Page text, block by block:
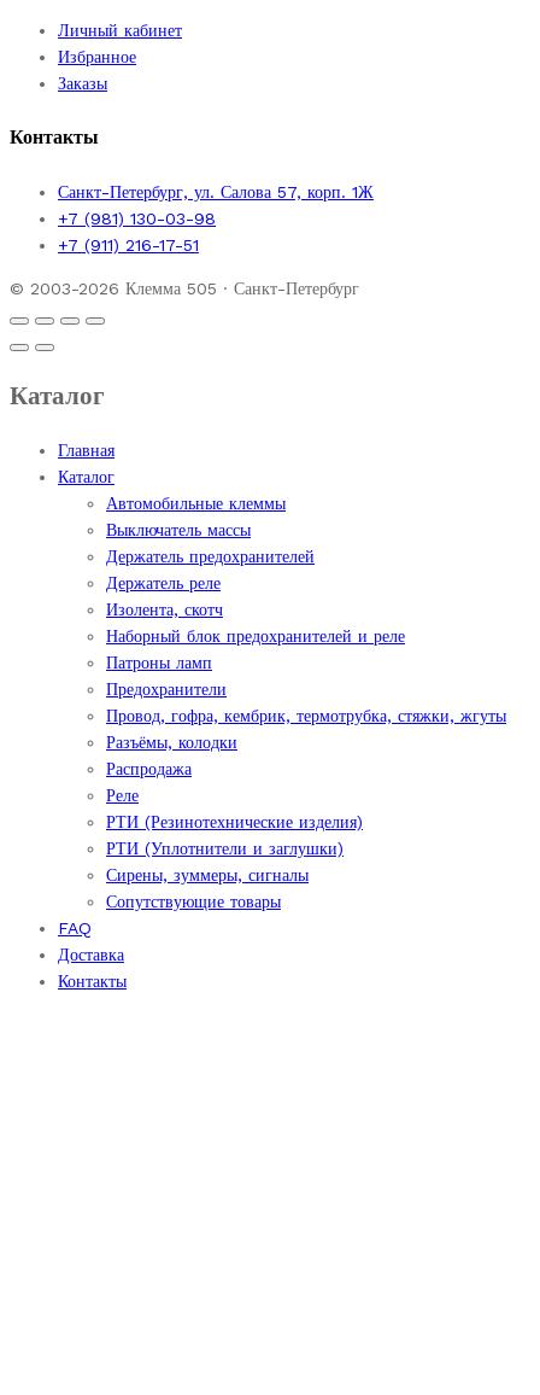
Личный кабинет
Избранное
Заказы
Контакты
Санкт-Петербург, ул. Салова 57, корп. 1Ж
+7 (981) 130-03-98
+7 (911) 216-17-51
© 2003-2026 Клемма 505 · Санкт-Петербург
Каталог
Главная
Каталог
Автомобильные клеммы
Выключатель массы
Держатель предохранителей
Держатель реле
Изолента, скотч
Наборный блок предохранителей и реле
Патроны ламп
Предохранители
Провод, гофра, кембрик, термотрубка, стяжки, жгуты
Разъёмы, колодки
Распродажа
Реле
РТИ (Резинотехнические изделия)
РТИ (Уплотнители и заглушки)
Сирены, зуммеры, сигналы
Сопутствующие товары
FAQ
Доставка
Контакты